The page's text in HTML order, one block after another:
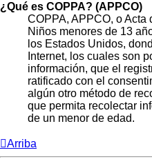
¿Qué es COPPA? (APPCO)
COPPA, APPCO, o
Niños menores de 13
los Estados Unidos,
Internet, los cuales son
información, que el
ratificado con el
algún otro método de
que permita recolectar
de un menor de edad.
Arriba